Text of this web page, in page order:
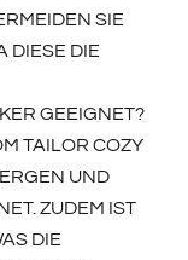
SIE A
DIE F
GEEIGNET?
TAILOR COZY
UND
ZUDEM IST
DIE